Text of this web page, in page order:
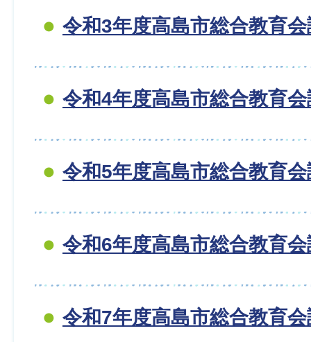
令和3年度高島市総合教育会
令和4年度高島市総合教育会
令和5年度高島市総合教育会
令和6年度高島市総合教育会
令和7年度高島市総合教育会